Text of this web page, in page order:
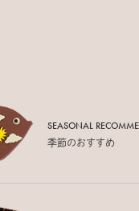
SEASONAL
季節のおすすめ